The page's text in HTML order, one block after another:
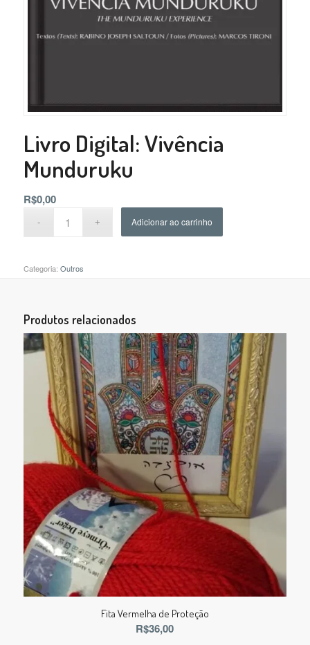
Livro Digital: Vivência
Munduruku
R$0,00
Adicionar ao carrinho
Categoria: Outros
Produtos relacionados
Fita Vermelha de Proteção
R$36,00